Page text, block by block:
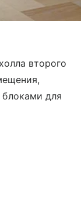
второго
для